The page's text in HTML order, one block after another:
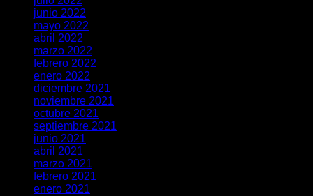
junio 2022
mayo 2022
abril 2022
marzo 2022
febrero 2022
enero 2022
diciembre 2021
noviembre 2021
octubre 2021
septiembre 2021
junio 2021
abril 2021
marzo 2021
febrero 2021
enero 2021